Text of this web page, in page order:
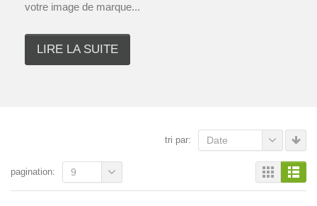
votre image de marque...
LIRE LA SUITE
tri par: Date
pagination: 9